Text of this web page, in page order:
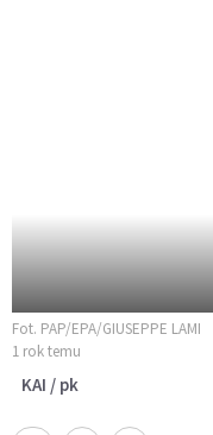
Fot. PAP/EPA/GIUSEPPE LAMI
1 rok temu
KAI / pk